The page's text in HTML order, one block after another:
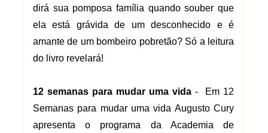
dirá sua pomposa família quando souber que
ela está grávida de um desconhecido e é
amante de um bombeiro pobretão? Só a leitura
do livro revelará!
12 semanas para mudar uma vida - Em 12
Semanas para mudar uma vida Augusto Cury
apresenta o programa da Academia de